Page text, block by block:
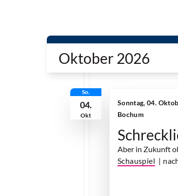
Oktober 2026
So.
04.
Okt
Sonntag, 04.
Bochum
Aber in Zukunft
Schauspiel |